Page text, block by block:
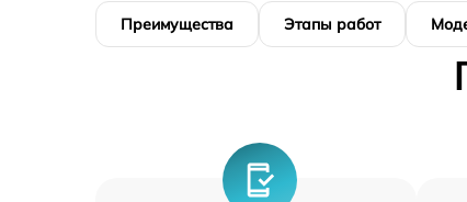
Преимущества Этапы работ